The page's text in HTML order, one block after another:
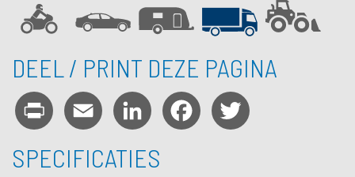
DEEL / PRINT DEZE PAGINA
Print Email LinkedInFacebook
SPECIFICATIES